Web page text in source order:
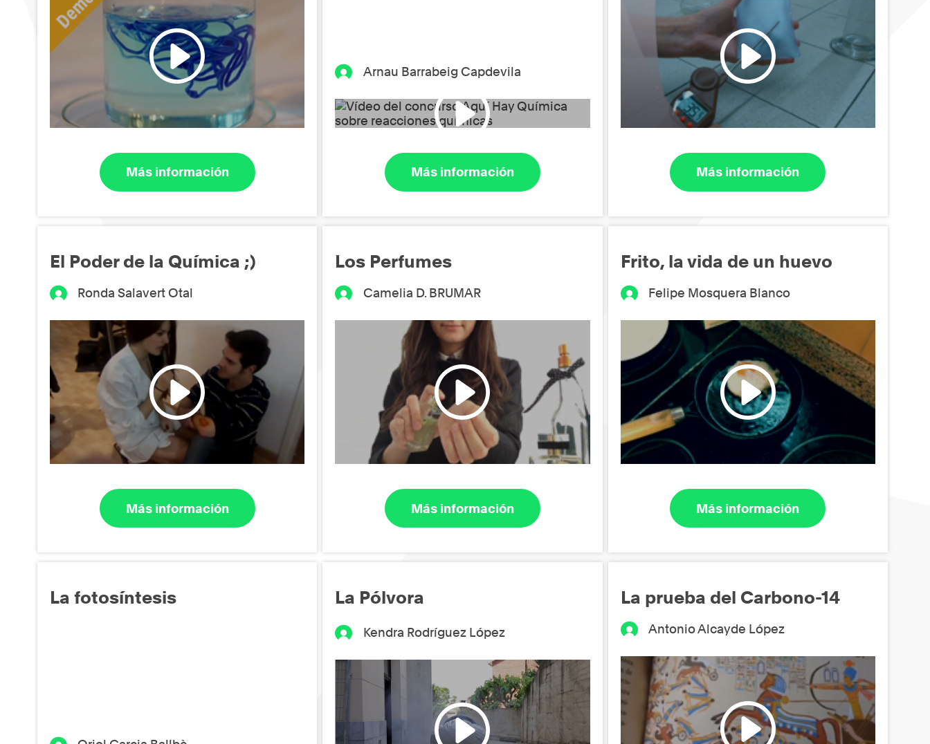
Más información
Arnau Barrabeig Capdevila
Más información Más información
El Poder de la Química ;)
Ronda Salavert Otal
Más información
Los Perfumes
Camelia D. BRUMAR
Más información
Frito, la vida de un huevo
Felipe Mosquera Blanco
Más información
La fotosíntesis La Pólvora
Kendra Rodríguez López
La prueba del Carbono-14
Antonio Alcayde López